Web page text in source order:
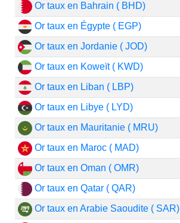
Or taux en Bahrain ( BHD)
Or taux en Égypte ( EGP)
Or taux en Jordanie ( JOD)
Or taux en Koweït ( KWD)
Or taux en Liban ( LBP)
Or taux en Libye ( LYD)
Or taux en Mauritanie ( MRU)
Or taux en Maroc ( MAD)
Or taux en Oman ( OMR)
Or taux en Qatar ( QAR)
Or taux en Arabie Saoudite ( SAR)